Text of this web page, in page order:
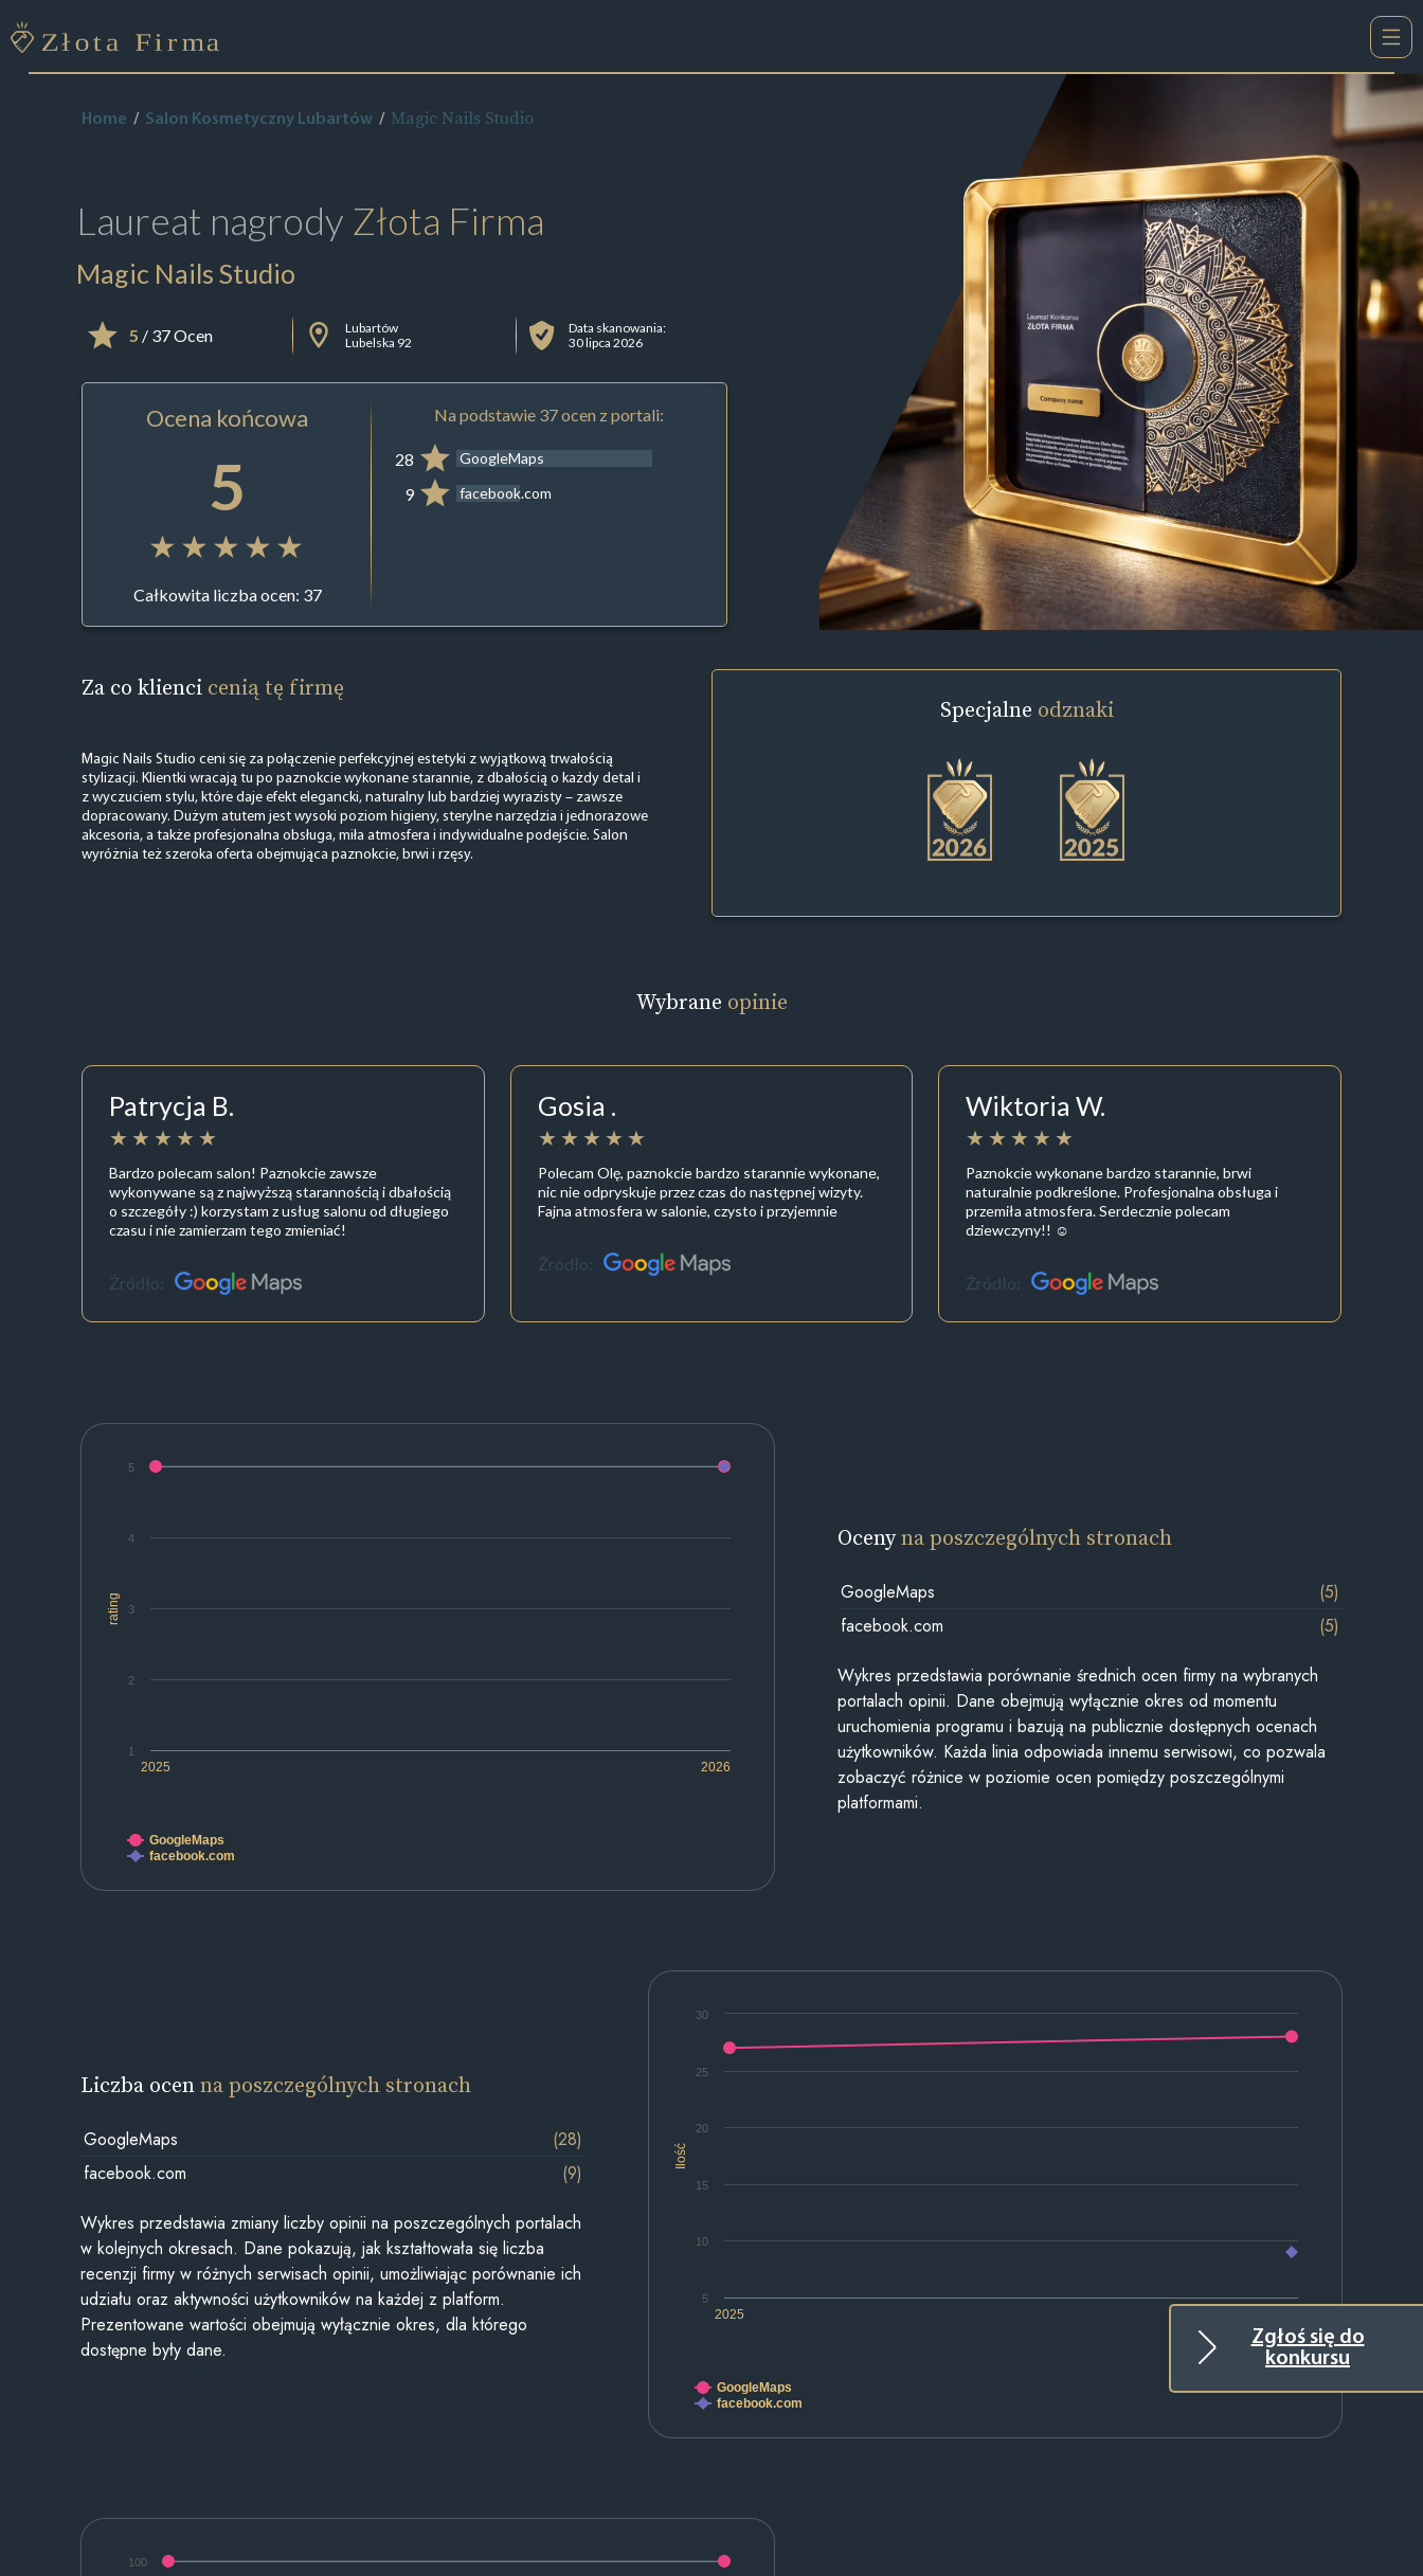
Zgłoś się do
konkursu
Home Salon Kosmetyczny Lubartów Magic Nails Studio
Laureat nagrody Złota Firma
Magic Nails Studio
5 / 37 Ocen
Lubartów
Lubelska 92
Data skanowania:
30 lipca 2026
Ocena końcowa
5
Całkowita liczba ocen: 37
Na podstawie 37 ocen z portali:
28 GoogleMaps
9 facebook.com
Za co klienci cenią tę firmę
Magic Nails Studio ceni się za połączenie perfekcyjnej estetyki z wyjątkową trwałością
stylizacji. Klientki wracają tu po paznokcie wykonane starannie, z dbałością o każdy detal i
z wyczuciem stylu, które daje efekt elegancki, naturalny lub bardziej wyrazisty – zawsze
dopracowany. Dużym atutem jest wysoki poziom higieny, sterylne narzędzia i jednorazowe
akcesoria, a także profesjonalna obsługa, miła atmosfera i indywidualne podejście. Salon
wyróżnia też szeroka oferta obejmująca paznokcie, brwi i rzęsy.
Specjalne odznaki
Wybrane opinie
Patrycja B.
Bardzo polecam salon! Paznokcie zawsze
wykonywane są z najwyższą starannością i dbałością
o szczegóły :) korzystam z usług salonu od długiego
czasu i nie zamierzam tego zmieniać!
Źródło:
Gosia .
Polecam Olę, paznokcie bardzo starannie wykonane,
nic nie odpryskuje przez czas do następnej wizyty.
Fajna atmosfera w salonie, czysto i przyjemnie
Źródło:
Wiktoria W.
Paznokcie wykonane bardzo starannie, brwi
naturalnie podkreślone. Profesjonalna obsługa i
przemiła atmosfera. Serdecznie polecam
dziewczyny!! ☺️
Źródło:
rating
2025 2026
1
2
3
4
5
GoogleMaps
facebook.com
Ocenyna poszczególnych stronach
GoogleMaps
(5)
facebook.com
(5)
Wykres przedstawia porównanie średnich ocen firmy na wybranych
portalach opinii. Dane obejmują wyłącznie okres od momentu
uruchomienia programu i bazują na publicznie dostępnych ocenach
użytkowników. Każda linia odpowiada innemu serwisowi, co pozwala
zobaczyć różnice w poziomie ocen pomiędzy poszczególnymi
platformami.
Ilość
2025
5
10
15
20
25
30
GoogleMaps
facebook.com
Liczba ocenna poszczególnych stronach
GoogleMaps
(28)
facebook.com
(9)
Wykres przedstawia zmiany liczby opinii na poszczególnych portalach
w kolejnych okresach. Dane pokazują, jak kształtowała się liczba
recenzji firmy w różnych serwisach opinii, umożliwiając porównanie ich
udziału oraz aktywności użytkowników na każdej z platform.
Prezentowane wartości obejmują wyłącznie okres, dla którego
dostępne były dane.
100